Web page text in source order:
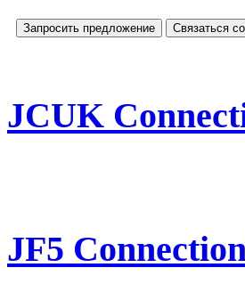
Запросить предложение Связаться
JCUK
JF5